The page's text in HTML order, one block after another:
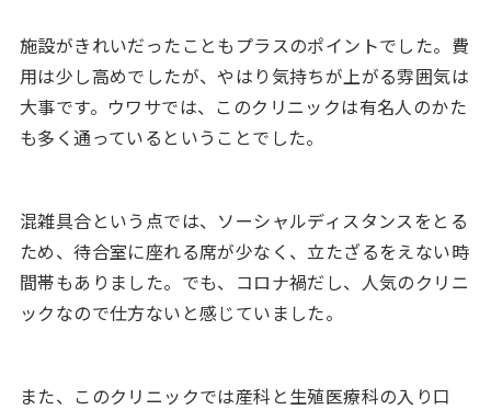
施設がきれいだったこともプラスのポイントでした。費
用は少し高めでしたが、やはり気持ちが上がる雰囲気は
大事です。ウワサでは、このクリニックは有名人のかた
も多く通っているということでした。
混雑具合という点では、ソーシャルディスタンスをとる
ため、待合室に座れる席が少なく、立たざるをえない時
間帯もありました。でも、コロナ禍だし、人気のクリニ
ックなので仕方ないと感じていました。
また、このクリニックでは産科と生殖医療科の入り口